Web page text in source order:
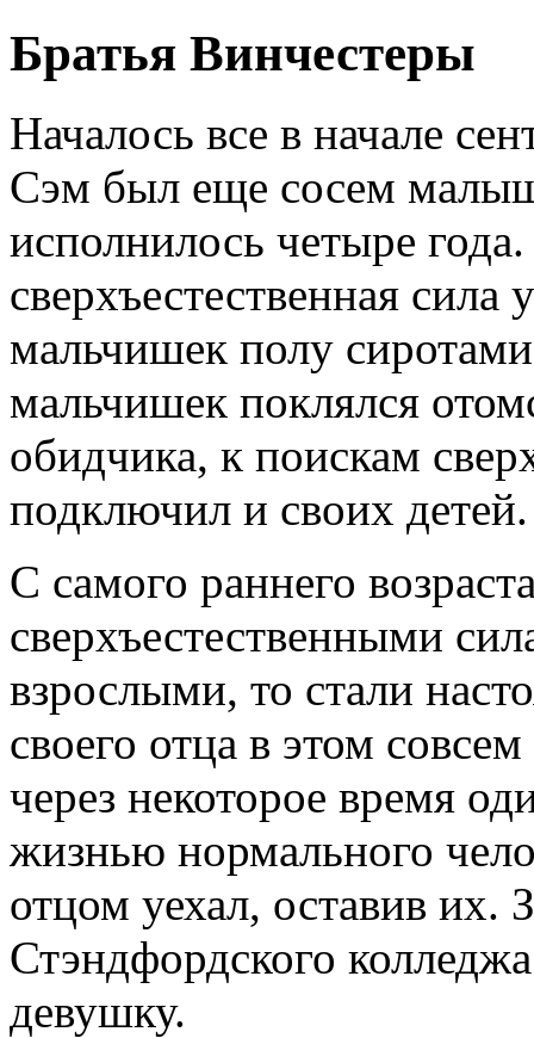
Братья Винчестеры
Началось все в начале
Сэм был еще сосем
исполнилось четыре года.
сверхъестественная сила
мальчишек полу
мальчишек поклялся
обидчика, к поискам
подключил и своих детей.
С самого раннего
сверхъестественными
взрослыми, то стали
своего отца в этом
через некоторое время
жизнью нормального
отцом уехал, оставив их.
Стэндфордского
девушку.